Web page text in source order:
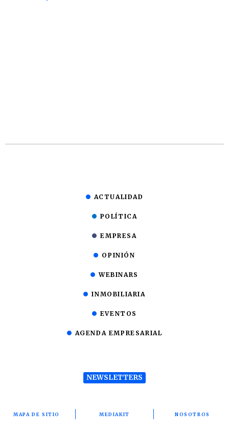
ACTUALIDAD
POLÍTICA
EMPRESA
OPINIÓN
WEBINARS
INMOBILIARIA
EVENTOS
AGENDA EMPRESARIAL
NEWSLETTERS
MAPA DE SITIO MEDIAKIT NOSOTROS